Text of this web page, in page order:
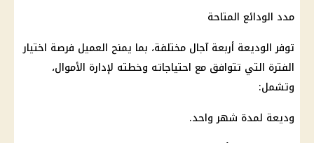
مدد الودائع المتاحة
توفر الوديعة أربعة آجال مختلفة، بما يمنح العميل فرصة اختيار
الفترة التي تتوافق مع احتياجاته وخطته لإدارة الأموال،
وتشمل:
وديعة لمدة شهر واحد.